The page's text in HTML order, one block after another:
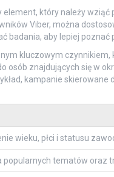
który należy
Viber, można
badania, aby lepiej
kluczowym
osób znajdujących się w
kampanie
wieku, płci i statusu
popularnych tematów oraz